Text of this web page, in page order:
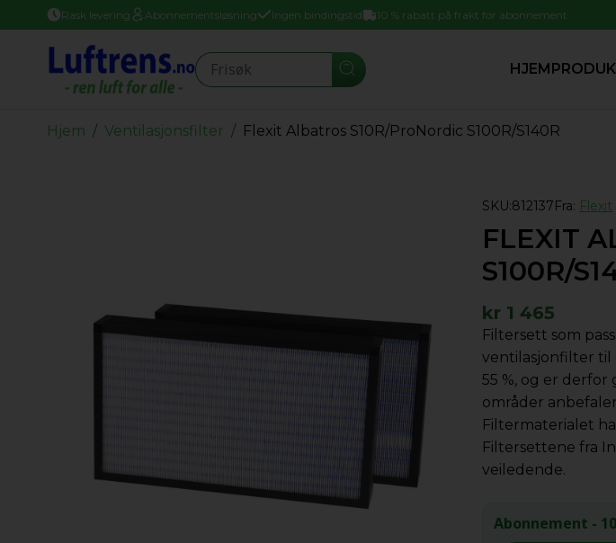
Rask levering Abonnementsløsning Ingen bindingstid 10 % rabatt på frakt for abonnement
Seearch HJEM
Hjem Ventilasjonsfilter Flexit Albatros S10R/ProNordic S100R/S140R
SKU:812137Fra: Flexit
FLEXIT
S100R/
kr 1 465
Filtersett som
ventilasjonfilter til
55 %, og er
områder
Filtermaterialet
Filtersettene fra
veiledende.
Abonnement -